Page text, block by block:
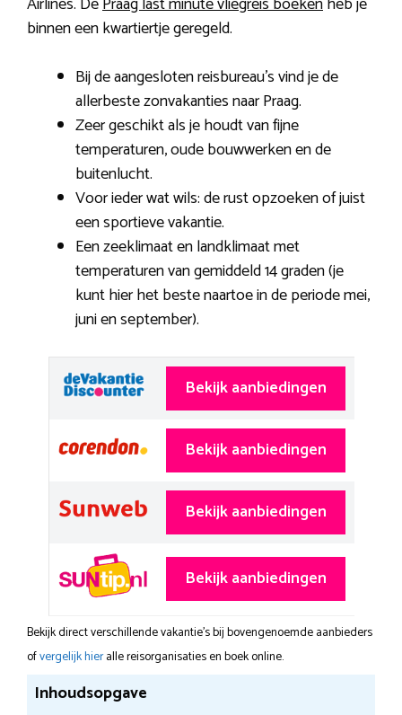
binnen een kwartiertje geregeld.
Bij de aangesloten reisbureau’s vind je de
allerbeste zonvakanties naar Praag.
Zeer geschikt als je houdt van fijne
temperaturen, oude bouwwerken en de
buitenlucht.
Voor ieder wat wils: de rust opzoeken of juist
een sportieve vakantie.
Een zeeklimaat en landklimaat met
temperaturen van gemiddeld 14 graden (je
kunt hier het beste naartoe in de periode mei,
juni en september).
Bekijk aanbiedingen
Bekijk aanbiedingen
Bekijk aanbiedingen
Bekijk aanbiedingen
Bekijk direct verschillende vakantie's bij bovengenoemde aanbieders
ofvergelijk hieralle reisorganisaties en boek online.
Inhoudsopgave